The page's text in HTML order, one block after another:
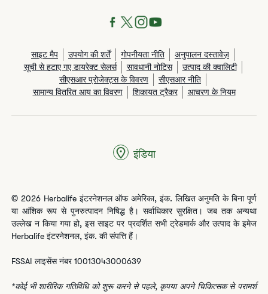
साइट मैप उपयोग की शर्तें गोपनीयता नीति
अनुपालन दस्तावेज़
सूची से हटाए गए डायरेक्ट सेलर्स
सावधानी नोटिस
उत्पाद की क्वालिटी
सीएसआर प्रोजेक्ट्स के विवरण
सीएसआर नीति
सामान्य वितरित आय का विवरण
शिकायत ट्रैकर आचरण के नियम
© 2026 Herbalife इंटरनेशनल ऑफ अमेरिका, इंक. लिखित अनुमति के बिना पूर्ण
या आंशिक रूप से पुनरुत्पादन निषिद्ध है। सर्वाधिकार सुरक्षित। जब तक अन्यथा
उल्लेख न किया गया हो, इस साइट पर प्रदर्शित सभी ट्रेडमार्क और उत्पाद के इमेज
Herbalife इंटरनेशनल, इंक. की संपत्ति हैं।
FSSAI लाइसेंस नंबर 10013043000639
*कोई भी शारीरिक गतिविधि को शुरू करने से पहले, कृपया अपने चिकित्सक से परामर्श
इंडिया